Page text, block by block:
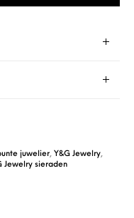
juwelier, Y&G Jewelry,
Jewelry sieraden